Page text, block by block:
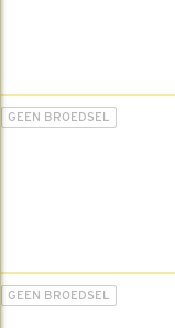
GEEN BROEDSEL
GEEN BROEDSEL